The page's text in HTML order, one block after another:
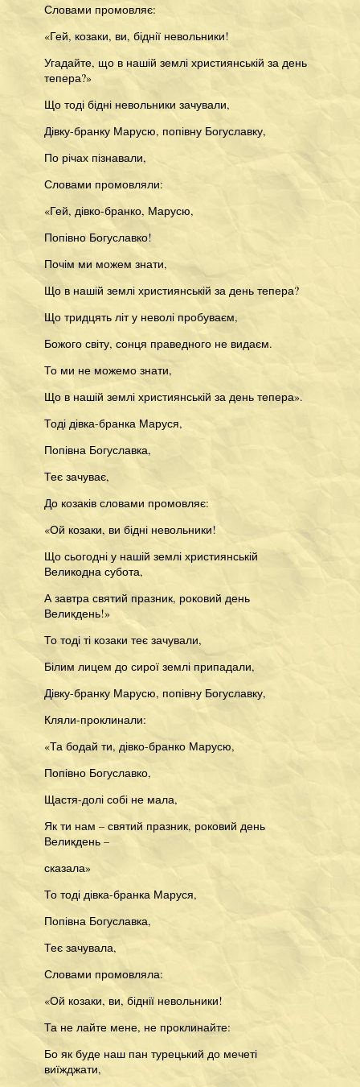
Словами промовляє:
«Гей, козаки, ви, біднії невольники!
Угадайте, що в нашій землі християнській за день
тепера?»
Що тоді бідні невольники зачували,
Дівку-бранку Марусю, попівну Богуславку,
По річах пізнавали,
Словами промовляли:
«Гей, дівко-бранко, Марусю,
Попівно Богуславко!
Почім ми можем знати,
Що в нашій землі християнській за день тепера?
Що тридцять літ у неволі пробуваєм,
Божого світу, сонця праведного не видаєм.
То ми не можемо знати,
Що в нашій землі християнській за день тепера».
Тоді дівка-бранка Маруся,
Попівна Богуславка,
Теє зачуває,
До козаків словами промовляє:
«Ой козаки, ви бідні невольники!
Що сьогодні у нашій землі християнській
Великодна субота,
А завтра святий празник, роковий день
Великдень!»
То тоді ті козаки теє зачували,
Білим лицем до сирої землі припадали,
Дівку-бранку Марусю, попівну Богуславку,
Кляли-проклинали:
«Та бодай ти, дівко-бранко Марусю,
Попівно Богуславко,
Щастя-долі собі не мала,
Як ти нам – святий празник, роковий день
Великдень –
сказала»
То тоді дівка-бранка Маруся,
Попівна Богуславка,
Теє зачувала,
Словами промовляла:
«Ой козаки, ви, біднії невольники!
Та не лайте мене, не проклинайте:
Бо як буде наш пан турецький до мечеті
виїжджати,